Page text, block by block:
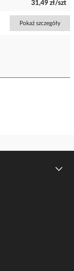
31,49 zł/szt
Pokaż szczegóły